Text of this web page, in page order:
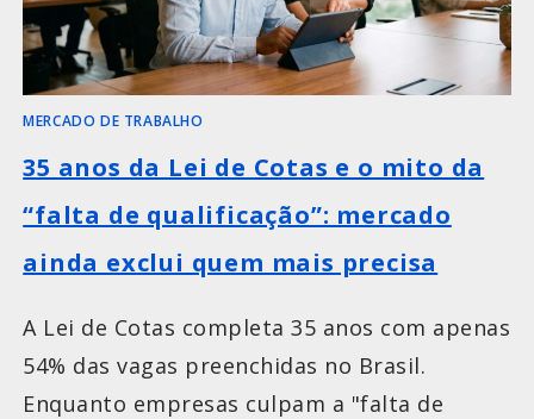
MERCADO DE TRABALHO
35 anos da Lei de Cotas e o mito da
“falta de qualificação”: mercado
ainda exclui quem mais precisa
A Lei de Cotas completa 35 anos com apenas
54% das vagas preenchidas no Brasil.
Enquanto empresas culpam a "falta de